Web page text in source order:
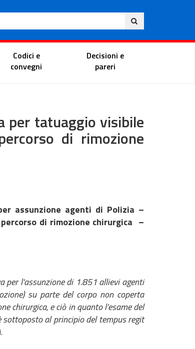
Ita
Portale del magistrato
Codici e
convegni
Decisioni e
pareri
per tatuaggio visibile
di rimozione
assunzione agenti di Polizia –
di rimozione chirurgica –
per l'assunzione di 1.851 allievi agenti
su parte del corpo non coperta
chirurgica, e ciò in quanto l’esame del
sottoposto al principio del tempus regit